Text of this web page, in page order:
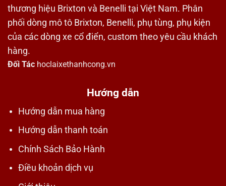
thương hiệu Brixton và Benelli tại Việt Nam. Phân
phối dòng mô tô Brixton, Benelli, phụ tùng, phụ kiện
của các dòng xe cổ điển, custom theo yêu cầu khách
hàng.
Đối Tác hoclaixethanhcong.vn
Hướng dẫn
Hướng dẫn mua hàng
Hướng dẫn thanh toán
Chính Sách Bảo Hành
Điều khoản dịch vụ